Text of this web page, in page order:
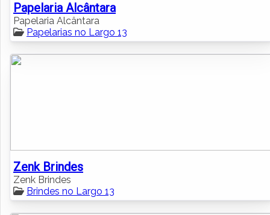
Papelaria Alcântara
Papelaria Alcântara
Papelarias no Largo 13
Zenk Brindes
Zenk Brindes
Brindes no Largo 13